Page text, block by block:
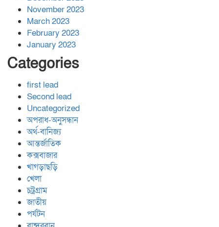
November 2023
March 2023
February 2023
January 2023
Categories
first lead
Second lead
Uncategorized
অপরাধ-অনুসন্ধান
অর্থ-বানিজ্য
আন্তর্জাতিক
কক্সবাজার
খাগড়াছড়ি
খেলা
চট্রগ্রাম
জাতীয়
পর্যটন